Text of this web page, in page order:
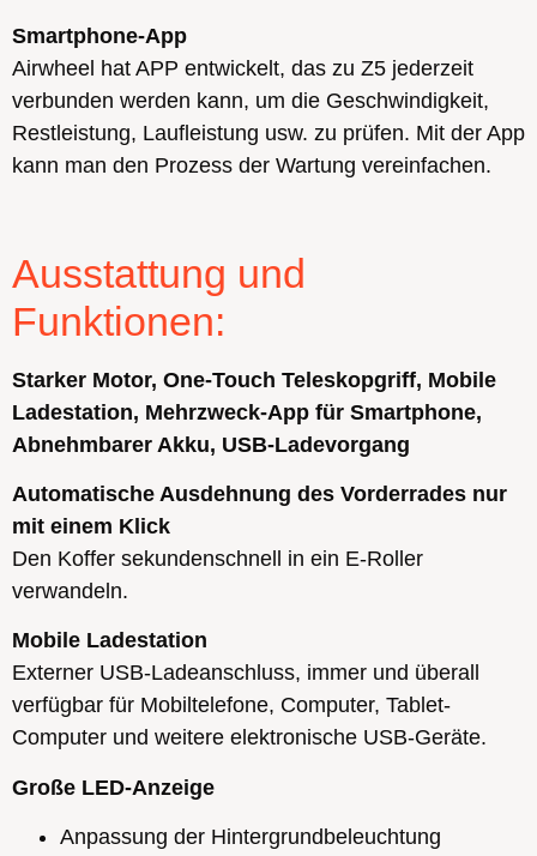
Smartphone-App
Airwheel hat APP entwickelt, das zu Z5 jederzeit
verbunden werden kann, um die Geschwindigkeit,
Restleistung, Laufleistung usw. zu prüfen. Mit der App
kann man den Prozess der Wartung vereinfachen.
Ausstattung und
Funktionen:
Starker Motor, One-Touch Teleskopgriff, Mobile
Ladestation, Mehrzweck-App für Smartphone,
Abnehmbarer Akku, USB-Ladevorgang
Automatische Ausdehnung des Vorderrades nur
mit einem Klick
Den Koffer sekundenschnell in ein E-Roller
verwandeln.
Mobile Ladestation
Externer USB-Ladeanschluss, immer und überall
verfügbar für Mobiltelefone, Computer, Tablet-
Computer und weitere elektronische USB-Geräte.
Große LED-Anzeige
Anpassung der Hintergrundbeleuchtung